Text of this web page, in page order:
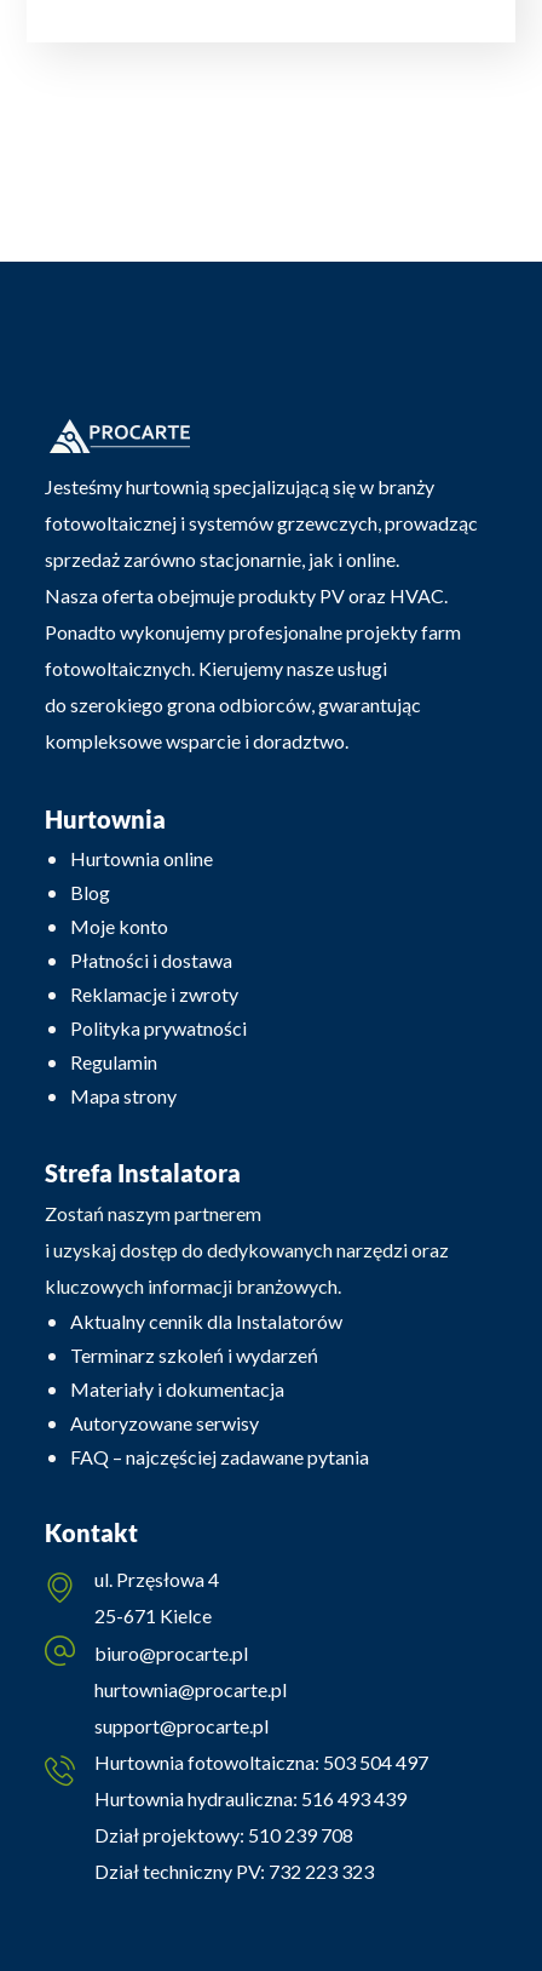
Jesteśmy hurtownią specjalizującą się w branży
fotowoltaicznej i systemów grzewczych, prowadząc
sprzedaż zarówno stacjonarnie, jak i online.
Nasza oferta obejmuje produkty PV oraz HVAC.
Ponadto wykonujemy profesjonalne projekty farm
fotowoltaicznych. Kierujemy nasze usługi
do szerokiego grona odbiorców, gwarantując
kompleksowe wsparcie i doradztwo.
Hurtownia
Hurtownia online
Blog
Moje konto
Płatności i dostawa
Reklamacje i zwroty
Polityka prywatności
Regulamin
Mapa strony
Strefa Instalatora
Zostań naszym partnerem
i uzyskaj dostęp do dedykowanych narzędzi oraz
kluczowych informacji branżowych.
Aktualny cennik dla Instalatorów
Terminarz szkoleń i wydarzeń
Materiały i dokumentacja
Autoryzowane serwisy
FAQ – najczęściej zadawane pytania
Kontakt
ul. Przęsłowa 4
25-671 Kielce
biuro@procarte.pl
hurtownia@procarte.pl
support@procarte.pl
Hurtownia fotowoltaiczna: 503 504 497
Hurtownia hydrauliczna: 516 493 439
Dział projektowy: 510 239 708
Dział techniczny PV: 732 223 323